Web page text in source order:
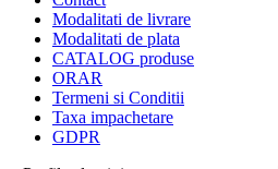
Modalitati de livrare
Modalitati de plata
CATALOG produse
ORAR
Termeni si Conditii
Taxa impachetare
GDPR